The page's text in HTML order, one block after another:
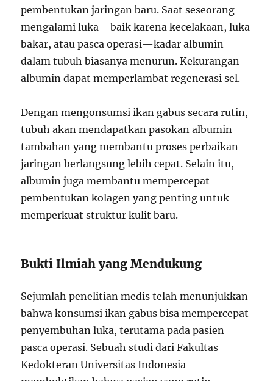
pembentukan jaringan baru. Saat seseorang
mengalami luka—baik karena kecelakaan, luka
bakar, atau pasca operasi—kadar albumin
dalam tubuh biasanya menurun. Kekurangan
albumin dapat memperlambat regenerasi sel.
Dengan mengonsumsi ikan gabus secara rutin,
tubuh akan mendapatkan pasokan albumin
tambahan yang membantu proses perbaikan
jaringan berlangsung lebih cepat. Selain itu,
albumin juga membantu mempercepat
pembentukan kolagen yang penting untuk
memperkuat struktur kulit baru.
Bukti Ilmiah yang Mendukung
Sejumlah penelitian medis telah menunjukkan
bahwa konsumsi ikan gabus bisa mempercepat
penyembuhan luka, terutama pada pasien
pasca operasi. Sebuah studi dari Fakultas
Kedokteran Universitas Indonesia